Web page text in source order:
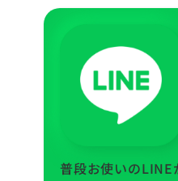
普段お使いのLINE